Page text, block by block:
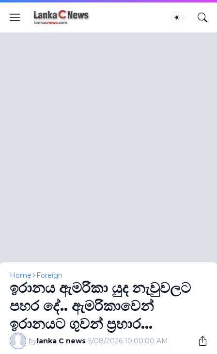
Home Foreign
ඉරානය ඇමරිකා යුද නැවුවලට
පහර දේ.. ඇමරිකාවෙන්
ඉරානයට ගුවන් ප‍්‍රහාර...
bylanka C news-5/08/2026 10:00:00 AM